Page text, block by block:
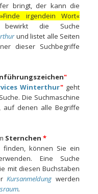
bringt, der kann die
»Finde irgendein Wort«
die Su­che
und listet alle Seiten
dieser Suchbegriffe
"
Winterthur"geht
Die Suchmaschine
de­nen alle Begriffe
Sternchen *
können Sie ein
Eine Suche
mit diesen Buchstaben
Kursanmeldung wer­den
.